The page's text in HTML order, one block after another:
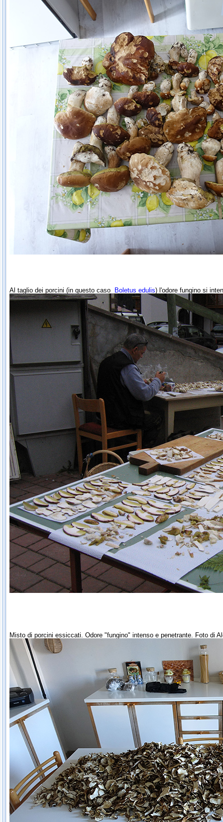
Al taglio dei porcini (in questo caso Boletus edulis) l'odore fungino si
Misto di porcini essiccati. Odore "fungino" intenso e penetrante. Foto di